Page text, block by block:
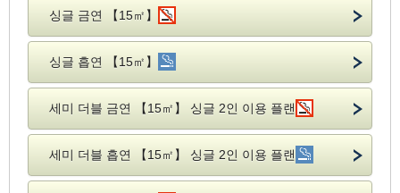
싱글 금연 【15㎡】
싱글 흡연 【15㎡】
세미 더블 금연 【15㎡】 싱글 2인 이용 플랜
세미 더블 흡연 【15㎡】 싱글 2인 이용 플랜